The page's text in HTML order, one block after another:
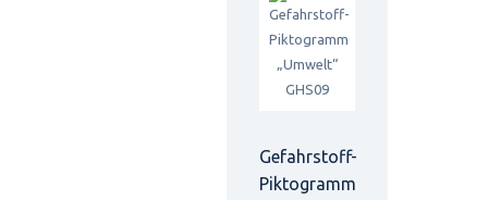
Gefahrstoff-
Piktogramm